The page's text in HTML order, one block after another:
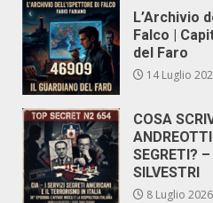
L’Archivio
Falco |
del Faro
14 Luglio
COSA
SEGRETI?
SILVESTRI
8 Luglio 2026